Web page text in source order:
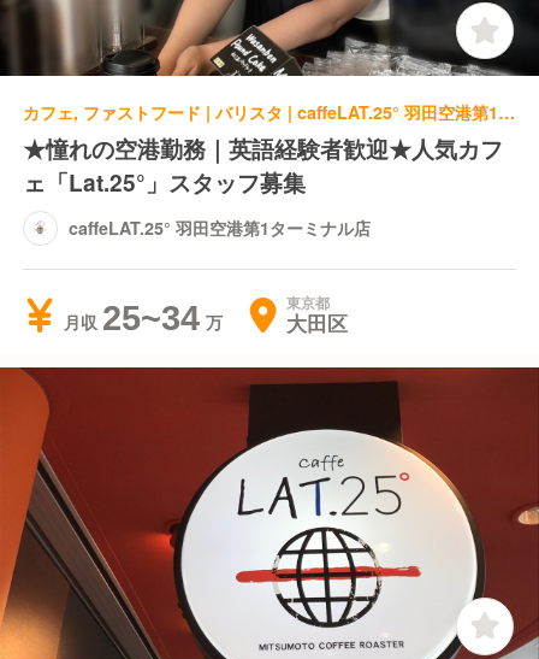
カフェ, ファストフード | バリスタ | caffeLAT.25° 羽田空港第1ターミナル店
★憧れの空港勤務｜英語経験者歓迎★人気カフ
ェ「Lat.25°」スタッフ募集
caffeLAT.25° 羽田空港第1ターミナル店
月収 25~34 東京都
大田区